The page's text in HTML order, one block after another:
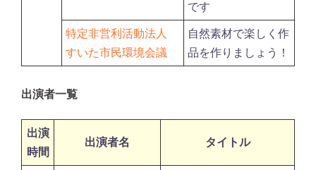
です
特定非営利活動法人
すいた市民環境会議
自然素材で楽しく作
品を作りましょう！
出演者一覧
出演
時間
出演者名 タイトル